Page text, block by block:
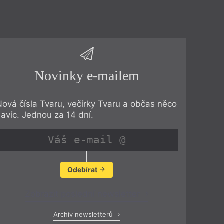
Novinky e-mailem
čísla Tvaru, večírky Tvaru a občas něco
Jednou za 14 dní.
Odebírat
Archiv newsletterů